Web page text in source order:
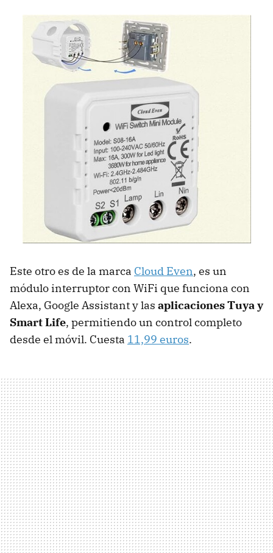
Este otro es de la marca Cloud Even, es un
módulo interruptor con WiFi que funciona con
Alexa, Google Assistant y las aplicaciones Tuya y
Smart Life, permitiendo un control completo
desde el móvil. Cuesta 11,99 euros.